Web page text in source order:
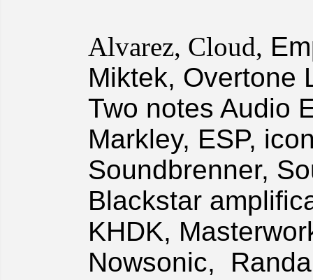
Alvarez, Cloud,
Miktek, Overtone
Two notes Audio
Markley, ESP,
Soundbrenner,
Blackstar
KHDK,
Nowsonic,